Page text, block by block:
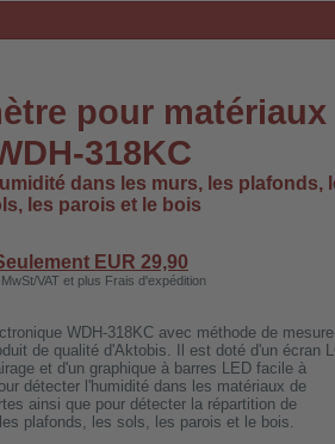
pour matériaux
318KC
dans les murs, les plafonds,
les parois et le bois
EUR 29,90
VAT et plus Frais d'expédition
WDH-318KC avec méthode de mesure
de qualité d'Aktobis. Il est doté d'un écran
et d'un graphique à barres LED facile à
détecter l'humidité dans les matériaux de
ainsi que pour détecter la répartition de
plafonds, les sols, les parois et le bois.